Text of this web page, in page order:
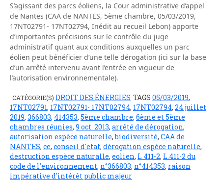
S’agissant des parcs éoliens, la Cour administrative d’appel
de Nantes (CAA de NANTES, 5ème chambre, 05/03/2019,
17NT02791- 17NT02794, Inédit au recueil Lebon) apporte
d’importantes précisions sur le contrôle du juge
administratif quant aux conditions auxquelles un parc
éolien peut bénéficier d’une telle dérogation (ici sur la base
d’un arrêté intervenu avant l’entrée en vigueur de
l’autorisation environnementale).
CATÉGORIE(S) DROIT DES ÉNERGIES TAGS 05/03/2019,
17NT02791, 17NT02791- 17NT02794, 17NT02794, 24 juillet
2019, 366803, 414353, 5ème chambre, 6ème et 5ème
chambres réunies, 9 oct. 2013, arrêté de dérogation,
autorisation espèce naturelle,biodiversité, CAA de
NANTES, ce, conseil d'etat, dérogation espèce naturelle,
destruction espèce naturalle, eolien, L 411-2, L.411-2 du
code de l'environnement, n°366803, n°414353, raison
impérative d'intérêt public majeur